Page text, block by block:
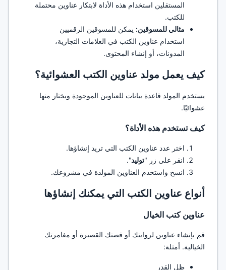
المستقلين استخدام هذه الأداة لابتكار عناوين محتملة
للكتب.
مثالي للمسوقين: يمكن للمسوقين الرقميين
استخدام عناوين الكتب في العلامات التجارية،
المدونات، أو إنشاء المحتوى.
كيف يعمل مولد عناوين الكتب العشوائية؟
يستخدم المولد قاعدة بيانات للعناوين الموجودة ويختار منها
عشوائيًا.
كيف تستخدم هذه الأداة؟
اختر عدد عناوين الكتب التي تريد إنشاؤها.
انقر على زر "توليد".
انسخ واستخدم العناوين المولدة في مشروعك.
أنواع عناوين الكتب التي يمكنك إنشاؤها
عناوين كتب الخيال
قم بإنشاء عناوين لروايتك أو قصتك القصيرة أو مغامرتك
الخيالية. أمثلة:
ظل القدر